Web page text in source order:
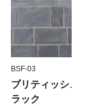
BSF-03
ブリティッシュ
ラック